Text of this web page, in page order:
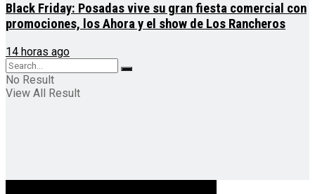
Black Friday: Posadas vive su gran fiesta comercial con
promociones, los Ahora y el show de Los Rancheros
14 horas ago
No Result
View All Result